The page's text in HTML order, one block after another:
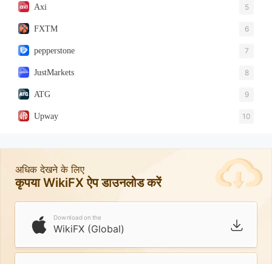
Axi 5
FXTM 6
pepperstone 7
JustMarkets 8
ATG 9
Upway 10
अधिक देखने के लिए
कृपया WikiFX ऐप डाउनलोड करें
Download on the
WikiFX (Global)